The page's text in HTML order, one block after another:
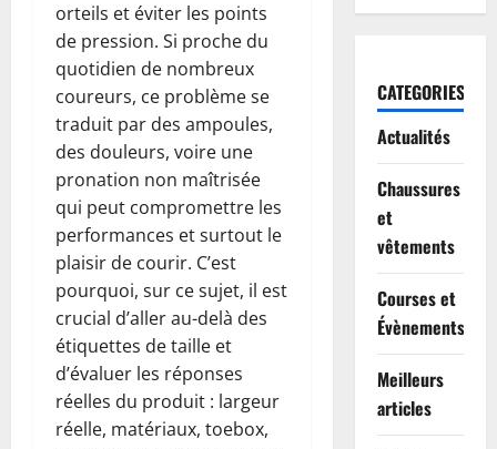
orteils et éviter les points
de pression. Si proche du
quotidien de nombreux
coureurs, ce problème se
traduit par des ampoules,
des douleurs, voire une
pronation non maîtrisée
qui peut compromettre les
performances et surtout le
plaisir de courir. C’est
pourquoi, sur ce sujet, il est
crucial d’aller au-delà des
étiquettes de taille et
d’évaluer les réponses
réelles du produit : largeur
réelle, matériaux, toebox,
CATEGORIES
Actualités
Chaussures
et
vêtements
Courses et
Évènements
Meilleurs
articles